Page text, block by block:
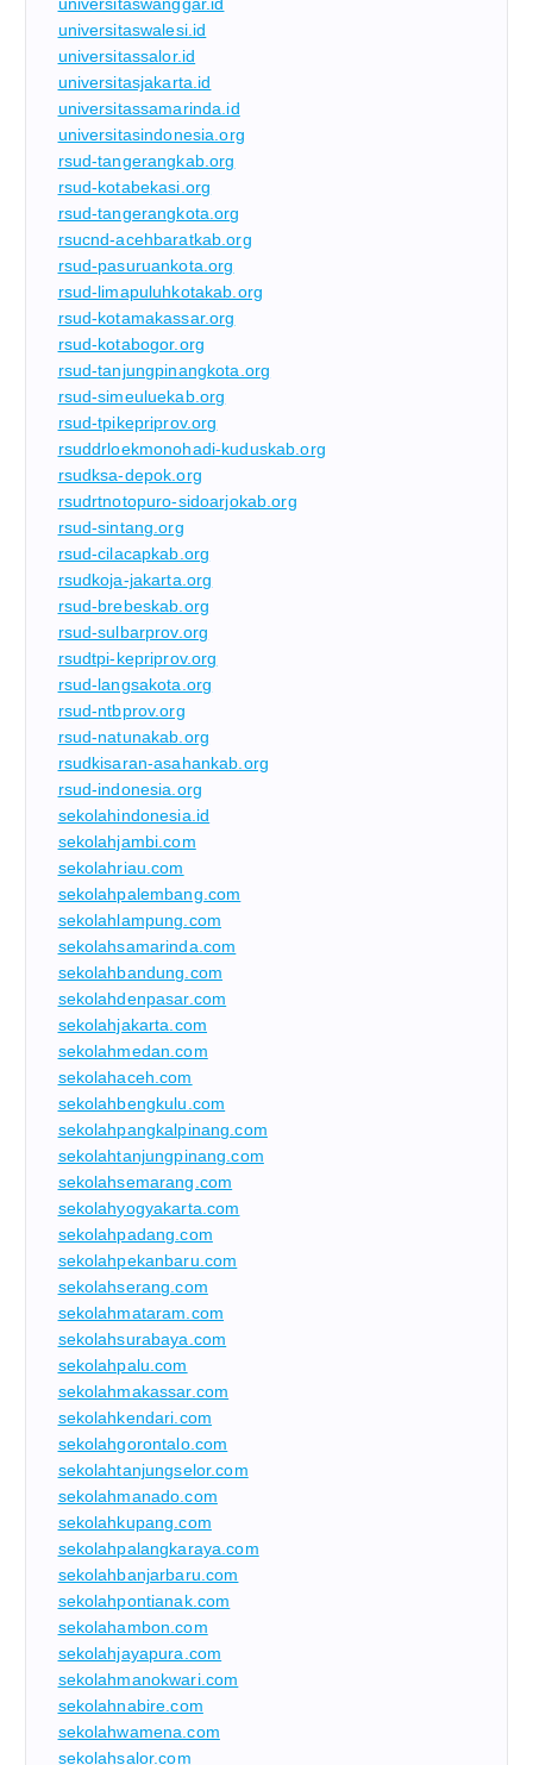
universitaswalesi.id
universitassalor.id
universitasjakarta.id
universitassamarinda.id
universitasindonesia.org
rsud-tangerangkab.org
rsud-kotabekasi.org
rsud-tangerangkota.org
rsucnd-acehbaratkab.org
rsud-pasuruankota.org
rsud-limapuluhkotakab.org
rsud-kotamakassar.org
rsud-kotabogor.org
rsud-tanjungpinangkota.org
rsud-simeuluekab.org
rsud-tpikepriprov.org
rsuddrloekmonohadi-kuduskab.org
rsudksa-depok.org
rsudrtnotopuro-sidoarjokab.org
rsud-sintang.org
rsud-cilacapkab.org
rsudkoja-jakarta.org
rsud-brebeskab.org
rsud-sulbarprov.org
rsudtpi-kepriprov.org
rsud-langsakota.org
rsud-ntbprov.org
rsud-natunakab.org
rsudkisaran-asahankab.org
rsud-indonesia.org
sekolahindonesia.id
sekolahjambi.com
sekolahriau.com
sekolahpalembang.com
sekolahlampung.com
sekolahsamarinda.com
sekolahbandung.com
sekolahdenpasar.com
sekolahjakarta.com
sekolahmedan.com
sekolahaceh.com
sekolahbengkulu.com
sekolahpangkalpinang.com
sekolahtanjungpinang.com
sekolahsemarang.com
sekolahyogyakarta.com
sekolahpadang.com
sekolahpekanbaru.com
sekolahserang.com
sekolahmataram.com
sekolahsurabaya.com
sekolahpalu.com
sekolahmakassar.com
sekolahkendari.com
sekolahgorontalo.com
sekolahtanjungselor.com
sekolahmanado.com
sekolahkupang.com
sekolahpalangkaraya.com
sekolahbanjarbaru.com
sekolahpontianak.com
sekolahambon.com
sekolahjayapura.com
sekolahmanokwari.com
sekolahnabire.com
sekolahwamena.com
sekolahsalor.com